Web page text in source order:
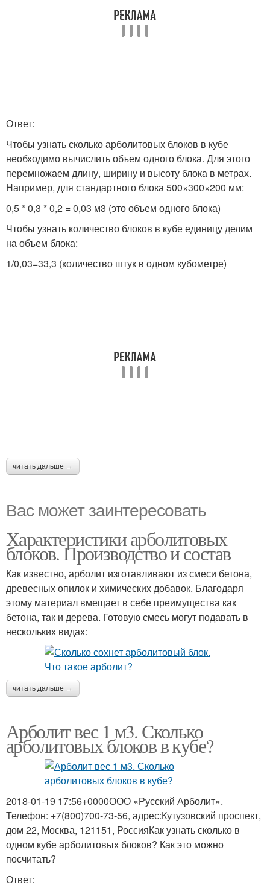
Ответ:
Чтобы узнать сколько арболитовых блоков в кубе
необходимо вычислить объем одного блока. Для этого
перемножаем длину, ширину и высоту блока в метрах.
Например, для стандартного блока 500×300×200 мм:
0,5 * 0,3 * 0,2 = 0,03 м3 (это объем одного блока)
Чтобы узнать количество блоков в кубе единицу делим
на объем блока:
1/0,03=33,3 (количество штук в одном кубометре)
читать дальше →
Вас может заинтересовать
Характеристики арболитовых
блоков. Производство и состав
Как известно, арболит изготавливают из смеси бетона,
древесных опилок и химических добавок. Благодаря
этому материал вмещает в себе преимущества как
бетона, так и дерева. Готовую смесь могут подавать в
нескольких видах:
читать дальше →
Арболит вес 1 м3. Сколько
арболитовых блоков в кубе?
2018-01-19 17:56+0000ООО «Русский Арболит».
Телефон: +7(800)700-73-56, адрес:Кутузовский проспект,
дом 22, Москва, 121151, РоссияКак узнать сколько в
одном кубе арболитовых блоков? Как это можно
посчитать?
Ответ: